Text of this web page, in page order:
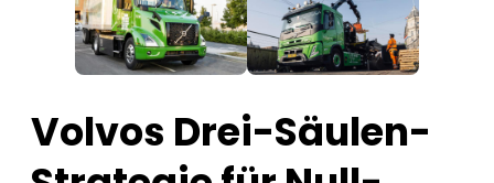
Volvos Drei-Säulen-